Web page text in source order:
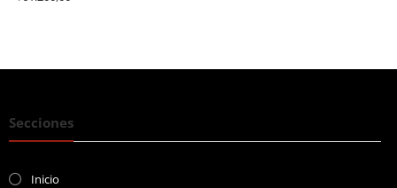
Secciones
Inicio